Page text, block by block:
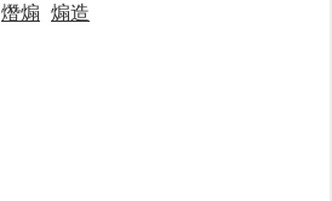
熸煽 煽造